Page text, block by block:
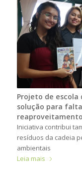
Projeto de escola
solução para
Iniciativa contribui
resíduos da cadeia
ambientais
Leia mais